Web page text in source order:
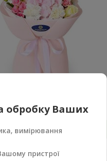
обробку Ваших
вимірювання
пристрої